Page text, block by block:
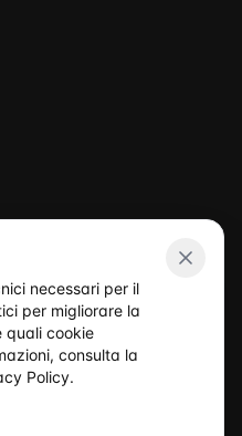
necessari per il
per migliorare la
quali cookie
consulta la
Policy.